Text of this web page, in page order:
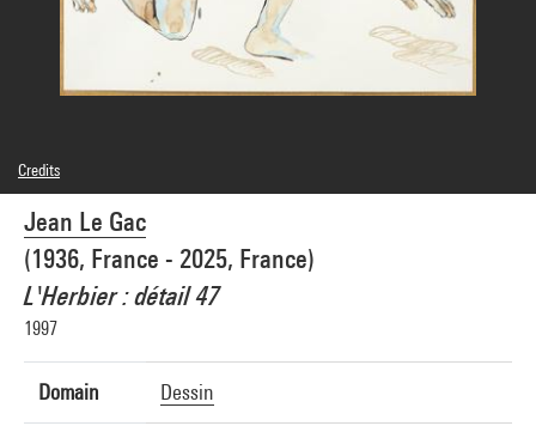
Jean Le Gac
(1936, France - 2025, France)
L'Herbier : détail 47
1997
Domain Dessin
Credits
© Adagp, Paris
Photo credits : Centre Pompidou, MNAM-CCI/Bertrand Prévost/Dist. GrandPalaisRmn
Image reference : 4N97061
Image presentation :GrandPalaisRmnPhoto